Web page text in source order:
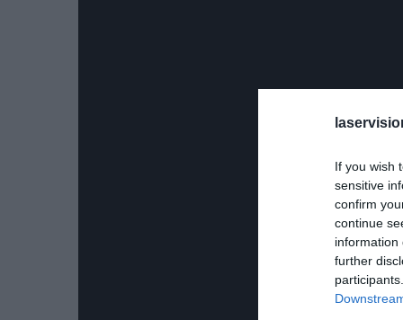
If you wish
sensitive
confirm
continue
information
further